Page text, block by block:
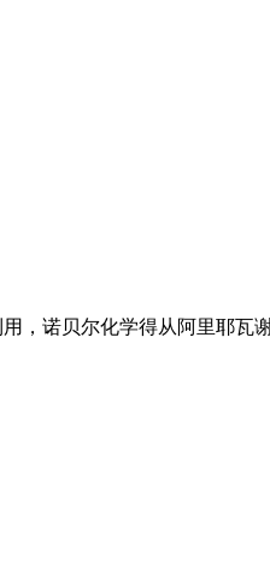
，诺贝尔化学得从阿里耶瓦